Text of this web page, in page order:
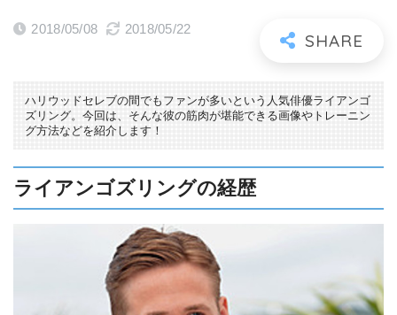
2018/05/08 2018/05/22
ハリウッドセレブの間でもファンが多いという人気俳優ライアンゴ
ズリング。今回は、そんな彼の筋肉が堪能できる画像やトレーニン
グ方法などを紹介します！
ライアンゴズリングの経歴